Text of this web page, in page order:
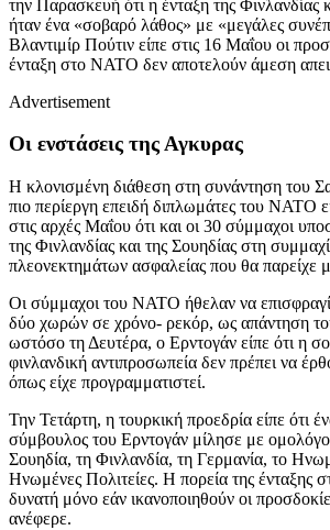
την Παρασκευή ότι η ένταξη της Φινλανδίας
ήταν ένα «σοβαρό λάθος» με «μεγάλες
Βλαντιμίρ Πούτιν είπε στις 16 Μαΐου οι
ένταξη στο ΝΑΤΟ δεν αποτελούν άμεση
Advertisement
Οι ενστάσεις της Αγκυρας
Η κλονισμένη διάθεση στη συνάντηση του
πιο περίεργη επειδή διπλωμάτες του ΝΑΤΟ
στις αρχές Μαΐου ότι και οι 30 σύμμαχοι
της Φινλανδίας και της Σουηδίας στη
πλεονεκτημάτων ασφαλείας που θα παρείχε
Οι σύμμαχοι του ΝΑΤΟ ήθελαν να
δύο χωρών σε χρόνο- ρεκόρ, ως απάντηση
ωστόσο τη Δευτέρα, ο Ερντογάν είπε ότι η
φινλανδική αντιπροσωπεία δεν πρέπει να
όπως είχε προγραμματιστεί.
Την Τετάρτη, η τουρκική προεδρία είπε ότι
σύμβουλος του Ερντογάν μίλησε με
Σουηδία, τη Φινλανδία, τη Γερμανία, το
Ηνωμένες Πολιτείες. Η πορεία της
δυνατή μόνο εάν ικανοποιηθούν οι
ανέφερε.